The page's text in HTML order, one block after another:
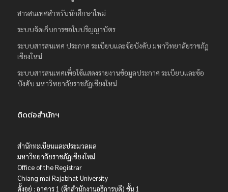
สารสนเทศสำหรับนักศึกษาใหม่
ระบบจัดเก็บการขอใบปริญญาบัตร
ระบบสารสนเทศ ประกาศ ระเบียบและข้อบังคับ มหาวิทยาลัยราชภัฏ
เชียงใหม่
ระบบสารสนเทศเพื่อใช้แสดงรายงานข้อมูลประกาศ ระเบียบและข้อ
บังคับ มหาวิทยาลัยราชภัฏเชียงใหม่
ติดต่อสำนักฯ
สำนักทะเบียนและประมวลผล
มหาวิทยาลัยราชภัฏเชียงใหม่
Office of the Registrar
Chiang mai Rajabhat University
ตั้งอยู่ : อาคาร 1 (ตึกสำนักงานอธิการบดี) ชั้น 1